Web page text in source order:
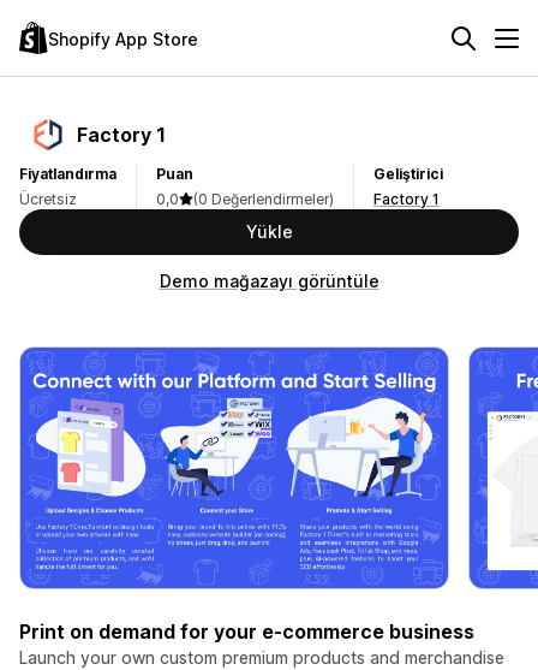
Shopify App Store
Factory 1
Fiyatlandırma
Ücretsiz
Puan
0,0
(0 Değerlendirmeler)
Geliştirici
Factory 1
Yükle
Demo mağazayı görüntüle
Print on demand for your e-commerce business
Launch your own custom premium products and merchandise